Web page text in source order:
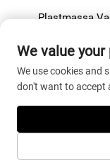
Plastmassa
Plastmassani
We value your
We use cookies and
don't want to accept